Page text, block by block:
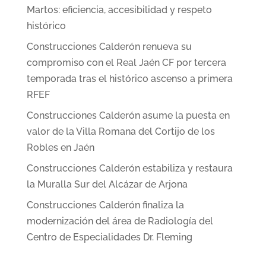
Martos: eficiencia, accesibilidad y respeto
histórico
Construcciones Calderón renueva su
compromiso con el Real Jaén CF por tercera
temporada tras el histórico ascenso a primera
RFEF
Construcciones Calderón asume la puesta en
valor de la Villa Romana del Cortijo de los
Robles en Jaén
Construcciones Calderón estabiliza y restaura
la Muralla Sur del Alcázar de Arjona
Construcciones Calderón finaliza la
modernización del área de Radiología del
Centro de Especialidades Dr. Fleming